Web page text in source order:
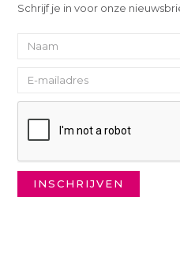
Schrijf je in voor onze
INSCHRIJVEN